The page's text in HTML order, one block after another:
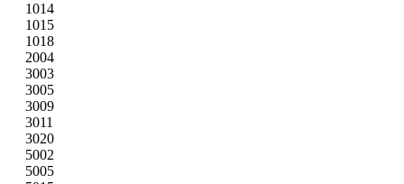
1014
1015
1018
2004
3003
3005
3009
3011
3020
5002
5005